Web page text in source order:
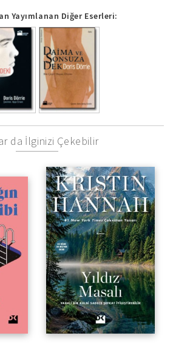
Yayımlanan Diğer Eserleri:
da İlginizi Çekebilir